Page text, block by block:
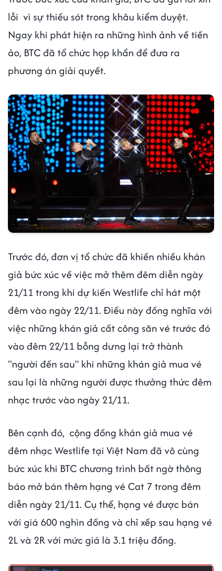
lỗi vì sự thiếu sót trong khâu kiểm duyệt.
Ngay khi phát hiện ra những hình ảnh về tiền
ảo, BTC đã tổ chức họp khẩn để đưa ra
phương án giải quyết.
Trước đó, đơn vị tổ chức đã khiến nhiều khán
giả bức xúc về việc mở thêm đêm diễn ngày
21/11 trong khi dự kiến Westlife chỉ hát một
đêm vào ngày 22/11. Điều này đồng nghĩa với
việc những khán giả cất công săn vé trước đó
vào đêm 22/11 bỗng dưng lại trở thành
"người đến sau" khi những khán giả mua vé
sau lại là những người được thưởng thức đêm
nhạc trước vào ngày 21/11.
Bên cạnh đó, cộng đồng khán giả mua vé
đêm nhạc Westlife tại Việt Nam đã vô cùng
bức xúc khi BTC chương trình bất ngờ thông
báo mở bán thêm hạng vé Cat 7 trong đêm
diễn ngày 21/11. Cụ thể, hạng vé được bán
với giá 600 nghìn đồng và chỉ xếp sau hạng vé
2L và 2R với mức giá là 3.1 triệu đồng.